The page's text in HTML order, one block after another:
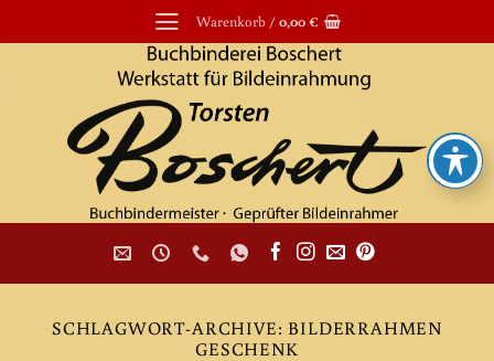
Inhalt
Warenkorb /0,00€
SCHLAGWORT-ARCHIVE: BILDERRAHMEN
GESCHENK